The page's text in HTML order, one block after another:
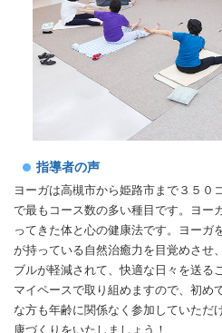
指導者の声
ヨーガは高槻市から姫路市まで３５０
で最もコース数の多い種目です。ヨー
ってきた体と心の健康法です。ヨーガ
が持っている自然治癒力を目覚めさせ
ブルが軽減されて、快適な日々を送る
マイペースで取り組めますので、初め
な方も年齢に関係なく参加していただ
康づくりをいたしましょう！